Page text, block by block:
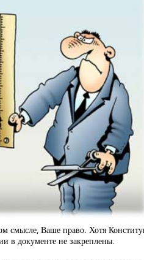
смысле, Ваше право. Хотя
в документе не закреплены.